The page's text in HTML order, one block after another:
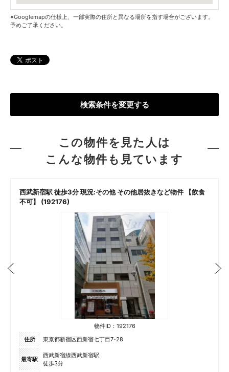
※Googlemapの仕様上、一部実際の住所と異なる場所を指す場合がございます。
予めご了承ください。
検索条件を変更する
この物件を見た人は
こんな物件も見ています
西武新宿駅 徒歩3分 現況:その他 その他居抜きなど物件 【飲食
不可】 (192176)
物件ID：192176
住所
東京都新宿区西新宿七丁目7-28
最寄駅
西武新宿線西武新宿駅
徒歩3分